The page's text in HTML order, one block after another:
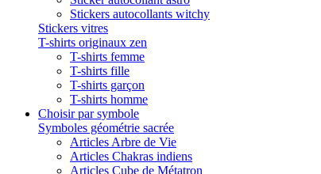
Stickers autocollants witchy
Stickers vitres
T-shirts originaux zen
T-shirts femme
T-shirts fille
T-shirts garçon
T-shirts homme
Choisir par symbole
Symboles géométrie sacrée
Articles Arbre de Vie
Articles Chakras indiens
Articles Cube de Métatron